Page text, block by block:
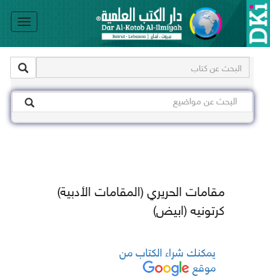
مقامات الحريري (المقامات الأدبية)
كرتونيه (ابيض)
يمكنك شراء الكتاب من
موقع